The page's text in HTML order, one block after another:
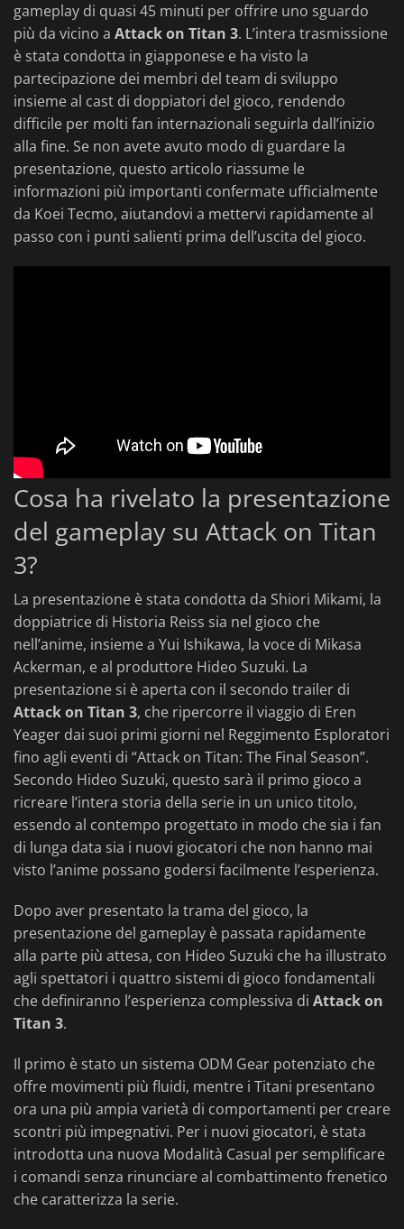
gameplay di quasi 45 minuti per offrire uno sguardo
più da vicino a Attack on Titan 3. L’intera trasmissione
è stata condotta in giapponese e ha visto la
partecipazione dei membri del team di sviluppo
insieme al cast di doppiatori del gioco, rendendo
difficile per molti fan internazionali seguirla dall’inizio
alla fine. Se non avete avuto modo di guardare la
presentazione, questo articolo riassume le
informazioni più importanti confermate ufficialmente
da Koei Tecmo, aiutandovi a mettervi rapidamente al
passo con i punti salienti prima dell’uscita del gioco.
Cosa ha rivelato la presentazione
del gameplay su Attack on Titan
3?
La presentazione è stata condotta da Shiori Mikami, la
doppiatrice di Historia Reiss sia nel gioco che
nell’anime, insieme a Yui Ishikawa, la voce di Mikasa
Ackerman, e al produttore Hideo Suzuki. La
presentazione si è aperta con il secondo trailer di
Attack on Titan 3, che ripercorre il viaggio di Eren
Yeager dai suoi primi giorni nel Reggimento Esploratori
fino agli eventi di “Attack on Titan: The Final Season”.
Secondo Hideo Suzuki, questo sarà il primo gioco a
ricreare l’intera storia della serie in un unico titolo,
essendo al contempo progettato in modo che sia i fan
di lunga data sia i nuovi giocatori che non hanno mai
visto l’anime possano godersi facilmente l’esperienza.
Dopo aver presentato la trama del gioco, la
presentazione del gameplay è passata rapidamente
alla parte più attesa, con Hideo Suzuki che ha illustrato
agli spettatori i quattro sistemi di gioco fondamentali
che definiranno l’esperienza complessiva di Attack on
Titan 3.
Il primo è stato un sistema ODM Gear potenziato che
offre movimenti più fluidi, mentre i Titani presentano
ora una più ampia varietà di comportamenti per creare
scontri più impegnativi. Per i nuovi giocatori, è stata
introdotta una nuova Modalità Casual per semplificare
i comandi senza rinunciare al combattimento frenetico
che caratterizza la serie.